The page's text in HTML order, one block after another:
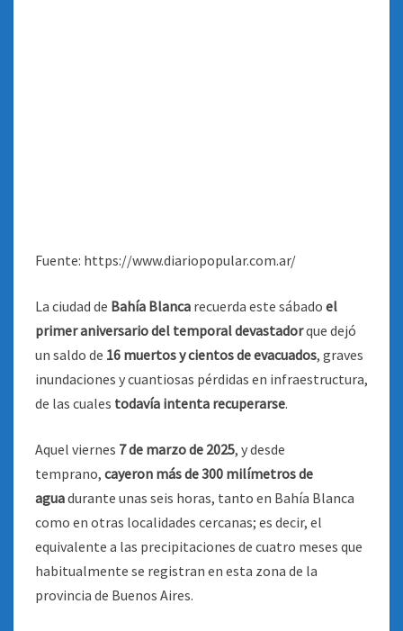
Fuente: https://www.diariopopular.com.ar/
La ciudad de Bahía Blanca recuerda este sábado el
primer aniversario del temporal devastadorque dejó
un saldo de 16 muertosy cientos de evacuados, graves
inundaciones y cuantiosas pérdidas en infraestructura,
de las cuales todavía intenta recuperarse.
Aquel viernes 7 de marzo de 2025, y desde
temprano, cayeron más de 300 milímetros de
aguadurante unas seis horas, tanto en Bahía Blanca
como en otras localidades cercanas; es decir, el
equivalente a las precipitaciones de cuatro meses que
habitualmente se registran en esta zona de la
provincia de Buenos Aires.